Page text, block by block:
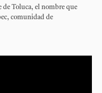
de Toluca, el nombre que
comunidad de